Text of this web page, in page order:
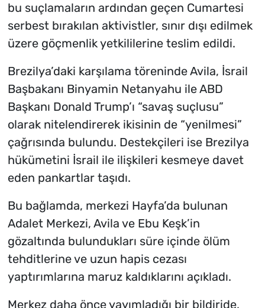
bu suçlamaların ardından geçen Cumartesi
serbest bırakılan aktivistler, sınır dışı edilmek
üzere göçmenlik yetkililerine teslim edildi.
Brezilya’daki karşılama töreninde Avila, İsrail
Başbakanı Binyamin Netanyahu ile ABD
Başkanı Donald Trump’ı “savaş suçlusu”
olarak nitelendirerek ikisinin de “yenilmesi”
çağrısında bulundu. Destekçileri ise Brezilya
hükümetini İsrail ile ilişkileri kesmeye davet
eden pankartlar taşıdı.
Bu bağlamda, merkezi Hayfa’da bulunan
Adalet Merkezi, Avila ve Ebu Keşk’in
gözaltında bulundukları süre içinde ölüm
tehditlerine ve uzun hapis cezası
yaptırımlarına maruz kaldıklarını açıkladı.
Merkez daha önce yayımladığı bir bildiride,